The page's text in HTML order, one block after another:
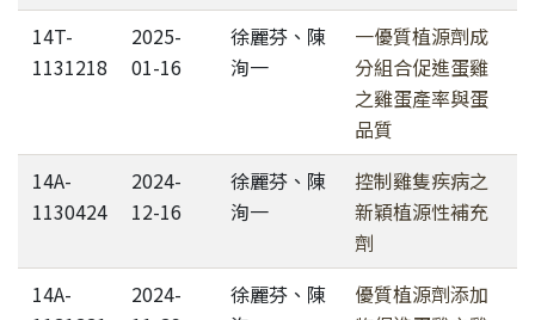
14T-
1131218
2025-
01-16
徐麗芬、陳
洵一
一優質植源劑成
分組合促進蛋雞
之雞蛋產率與蛋
品質
14A-
1130424
2024-
12-16
徐麗芬、陳
洵一
控制雞隻疾病之
新穎植源性補充
劑
14A-
2024-
徐麗芬、陳
優質植源劑添加